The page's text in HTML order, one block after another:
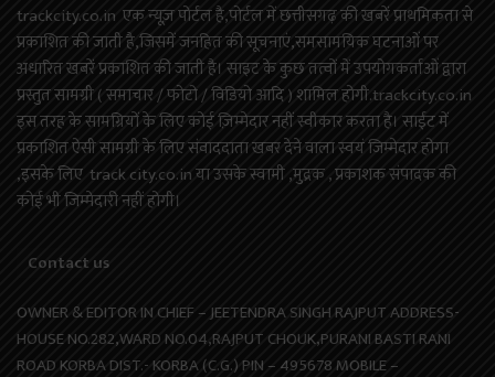
trackcity.co.in एक न्यूज़ पोर्टल है,पोर्टल में छत्तीसगढ़ की खबरें प्राथमिकता से
प्रकाशित की जाती है,जिसमें जनहित की सूचनाएं,समसामयिक घटनाओं पर
अधारित खबरें प्रकाशित की जाती है। साइट के कुछ तत्वों में उपयोगकर्ताओं द्वारा
प्रस्तुत सामग्री ( समाचार / फोटो / विडियो आदि ) शामिल होगी.trackcity.co.in
इस तरह के सामग्रियों के लिए कोई ज़िम्मेदार नहीं स्वीकार करता है। साईट में
प्रकाशित ऐसी सामग्री के लिए संवाददाता खबर देने वाला स्वयं जिम्मेदार होगा
,इसके लिए track city.co.in या उसके स्वामी ,मुद्रक , प्रकाशक संपादक की
कोई भी जिम्मेदारी नहीं होगी।
Contact us
OWNER & EDITOR IN CHIEF – JEETENDRA SINGH RAJPUT ADDRESS-
HOUSE NO.282,WARD NO.04,RAJPUT CHOUK,PURANI BASTI RANI
ROAD KORBA DIST.- KORBA (C.G.) PIN – 495678 MOBILE –